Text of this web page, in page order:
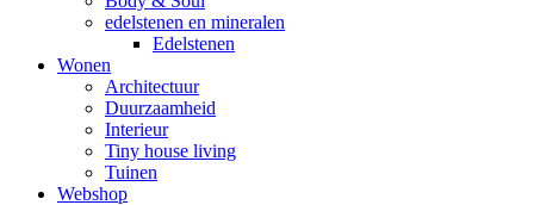
edelstenen en mineralen
Edelstenen
Wonen
Architectuur
Duurzaamheid
Interieur
Tiny house living
Tuinen
Webshop